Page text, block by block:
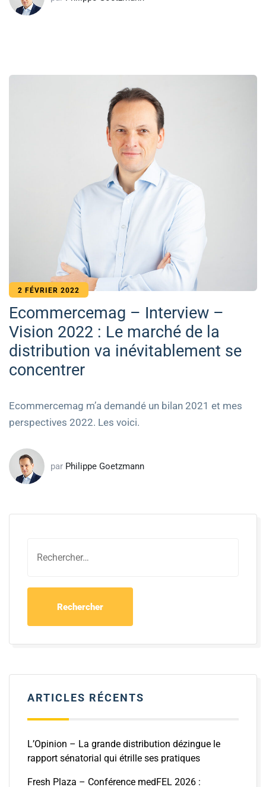
2 FÉVRIER 2022
Ecommercemag – Interview –
Vision 2022 : Le marché de la
distribution va inévitablement se
concentrer
Ecommercemag m’a demandé un bilan 2021 et mes
perspectives 2022. Les voici.
par Philippe Goetzmann
ARTICLES RÉCENTS
L’Opinion – La grande distribution dézingue le
rapport sénatorial qui étrille ses pratiques
Fresh Plaza – Conférence medFEL 2026 :